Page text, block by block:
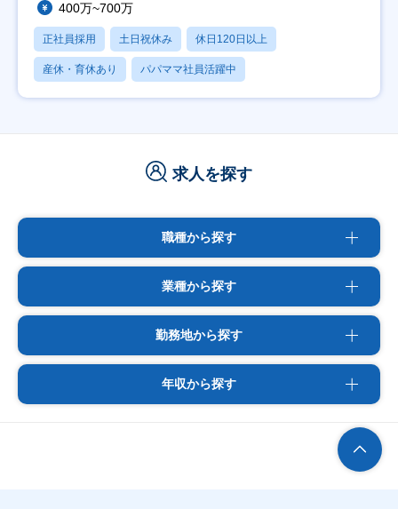
400万~700万
正社員採用 土日祝休み 休日120日以上
産休・育休あり パパママ社員活躍中
求人を探す
職種から探す
業種から探す
勤務地から探す
年収から探す